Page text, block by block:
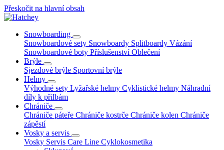
Přeskočit na hlavní obsah
Snowboarding
Snowboardové sety Snowboardy Splitboardy Vázání
Snowboardové boty PříslušenstvíOblečení
Brýle
Sjezdové brýle Sportovní brýle
Helmy
Výhodné sety Lyžařské helmy Cyklistické helmy Náhradní
díly k přilbám
Chrániče
Chrániče páteře Chrániče kostrče Chrániče kolen Chrániče
zápěstí
Vosky a servis
Vosky Servis Care Line Cyklokosmetika